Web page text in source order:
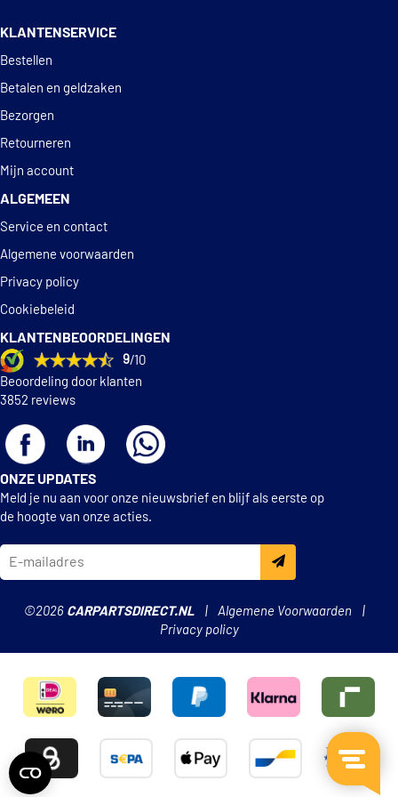
KLANTENSERVICE
Bestellen
Betalen en geldzaken
Bezorgen
Retourneren
Mijn account
ALGEMEEN
Service en contact
Algemene voorwaarden
Privacy policy
Cookiebeleid
KLANTENBEOORDELINGEN
9/10
Beoordeling door klanten
3852 reviews
ONZE UPDATES
Meld je nu aan voor onze nieuwsbrief en blijf als eerste op
de hoogte van onze acties.
©2026 CARPARTSDIRECT.NL
Algemene Voorwaarden
Privacy policy